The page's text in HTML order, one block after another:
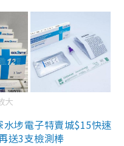
大
埗電子特賣城$15快速
送3支檢測棒